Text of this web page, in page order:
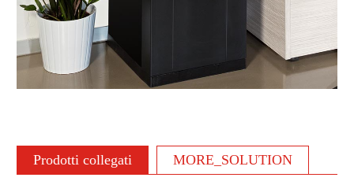
Prodotti collegati MORE_SOLUTION